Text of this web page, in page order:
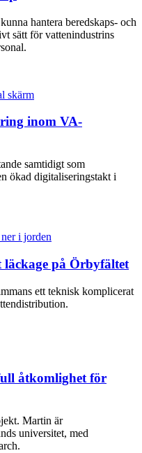
hantera beredskaps- och
sätt för vattenindustrins
inom VA-
samtidigt som
ökad digitaliseringstakt i
på Örbyfältet
ett teknisk komplicerat
åtkomlighet för
Martin är
universitet, med